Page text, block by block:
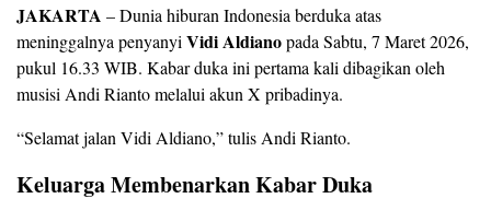
JAKARTA – Dunia hiburan Indonesia berduka atas
meninggalnya penyanyi Vidi Aldianopada Sabtu, 7 Maret 2026,
pukul 16.33 WIB. Kabar duka ini pertama kali dibagikan oleh
musisi Andi Rianto melalui akun X pribadinya.
“Selamat jalan Vidi Aldiano,” tulis Andi Rianto.
Keluarga Membenarkan Kabar Duka